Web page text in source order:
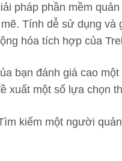
pháp phần mềm
Tính dễ sử dụng
hóa tích hợp của
bạn đánh giá cao
xuất một số lựa chọn
kiếm một người